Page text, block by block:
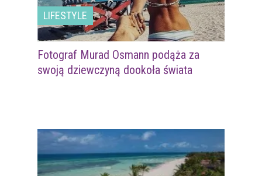
LIFESTYLE
Fotograf Murad Osmann podąża za
swoją dziewczyną dookoła świata